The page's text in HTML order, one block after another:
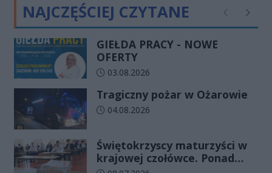
NAJCZĘŚCIEJ CZYTANE Poprzednie
GIEŁDA PRACY - NOWE
OFERTY
Data dodania artykułu:
03.08.2026
Tragiczny pożar w Ożarowie
Data dodania artykułu:
04.08.2026
Świętokrzyscy maturzyści w
krajowej czołówce. Ponad